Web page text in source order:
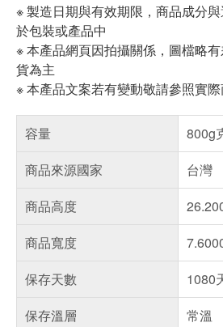
※ 製造日期與有效期限，商品成分
於包裝或產品中
※ 本產品網頁因拍攝關係，圖檔略
貨為主
※ 本產品文案若有變動敬請參照實
容量
800g
商品來源國家
台灣
商品高度
商品寬度
保存天數
1080
保存溫層
常溫